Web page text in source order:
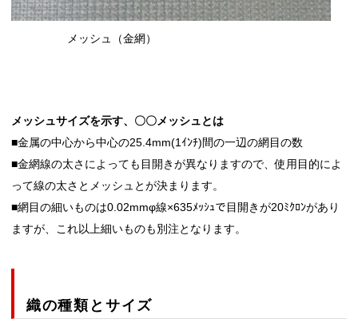
メッシュ（金網）
メッシュサイズを示す、〇〇メッシュとは
■金属の中心から中心の25.4mm(1ｲﾝﾁ)間の一辺の網目の数
■金網線の太さによっても目開きが異なりますので、使用目的によ
って線の太さとメッシュとが決まります。
■網目の細いものは0.02mmφ線×635ﾒｯｼｭで目開きが20ﾐｸﾛﾝがあり
ますが、これ以上細いものも別注となります。
織の種類とサイズ